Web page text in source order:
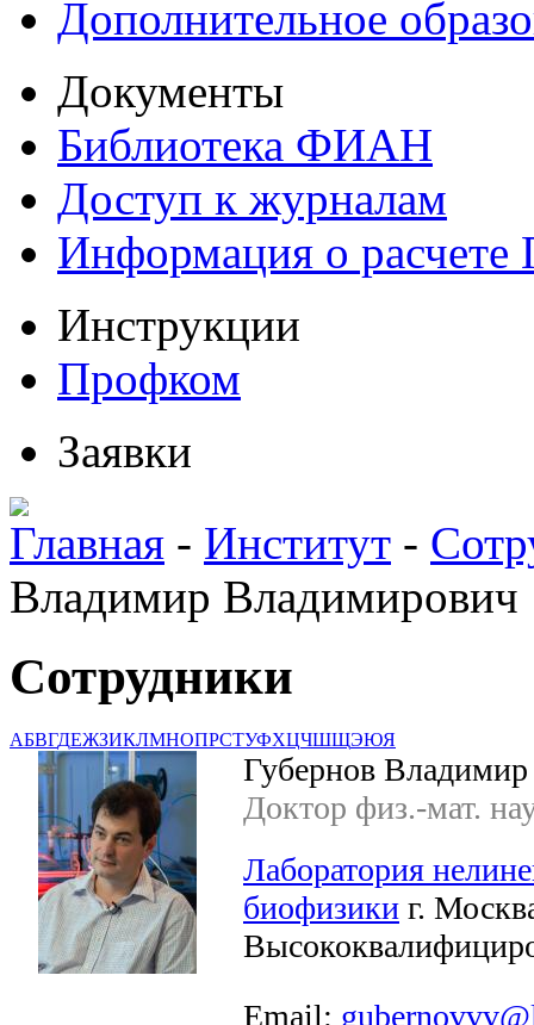
Дополнительное
Документы
Библиотека ФИАН
Доступ к журналам
Информация о
Инструкции
Профком
Заявки
Главная - Институт -
Владимир Владимирович
Сотрудники
АБВГДЕЖЗИКЛМНОПРСТУФХЦЧШЩЭЮЯ
Губернов
Доктор физ.-мат.
Лаборатория
биофизики г.
Email: